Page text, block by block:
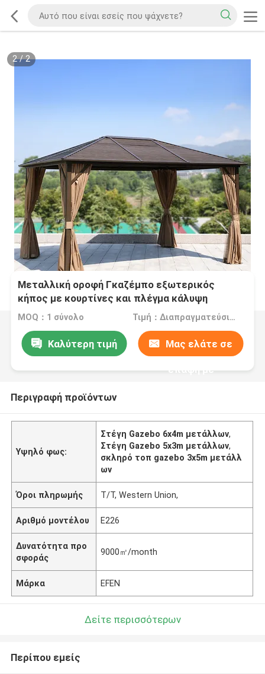
2/2
Μεταλλική οροφή Γκαζέμπο εξωτερικός
κήπος με κουρτίνες και πλέγμα κάλυψη
Γκαζέμπο κάλυψη
MOQ：1 σύνολο Τιμή：Διαπραγματεύσιμα
Καλύτερη τιμή Μας ελάτε σε
επαφή με
Περιγραφή προϊόντων
Υψηλό φως:
Στέγη Gazebo 6x4m μετάλλων,
Στέγη Gazebo 5x3m μετάλλων,
σκληρό τοπ gazebo 3x5m μετάλλ
ων
Όροι πληρωμής T/T, Western Union,
Αριθμό μοντέλου E226
Δυνατότητα προ
σφοράς
9000㎡/month
Μάρκα EFEN
Δείτε περισσότερων
Περίπου εμείς